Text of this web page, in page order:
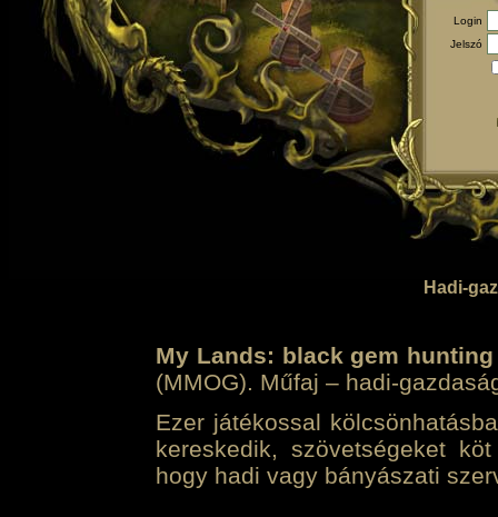
Login
Jelszó
Hadi-
My Lands: black gem hunting
(MMOG). Műfaj – hadi-
Ezer játékossal
kereskedik, szövetségeket
hogy hadi vagy bányászati